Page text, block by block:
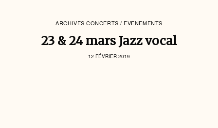
ARCHIVES CONCERTS / EVENEMENTS
23 & 24 mars Jazz vocal
12 FÉVRIER 2019